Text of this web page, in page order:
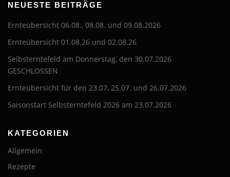
NEUESTE BEITRÄGE
Ernteübersicht 06.08., 08.08. und 09.08.2026
Ernteübersicht 01.08.26 und 02.08.26
Selbsterntefeld am Donnerstag, den 30.07.2026
GESCHLOSSEN
Ernteübersicht für den 23.07, 25.07. und 26.07.2026
Saisonstart Selbsterntefeld 2026 am 23.07.2026
KATEGORIEN
Allgemein
Rezepte